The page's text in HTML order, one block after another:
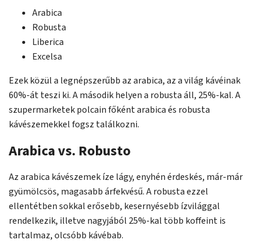
Arabica
Robusta
Liberica
Excelsa
Ezek közül a legnépszerűbb az arabica, az a világ kávéinak
60%-át teszi ki. A második helyen a robusta áll, 25%-kal. A
szupermarketek polcain főként arabica és robusta
kávészemekkel fogsz találkozni.
Arabica vs. Robusto
Az arabica kávészemek íze lágy, enyhén érdeskés, már-már
gyümölcsös, magasabb árfekvésű. A robusta ezzel
ellentétben sokkal erősebb, kesernyésebb ízvilággal
rendelkezik, illetve nagyjából 25%-kal több koffeint is
tartalmaz, olcsóbb kávébab.